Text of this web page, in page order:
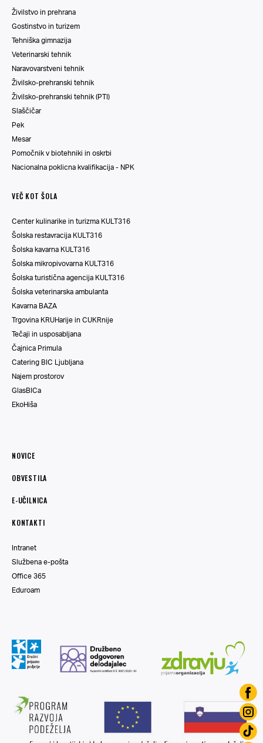
Živilstvo in prehrana
Gostinstvo in turizem
Tehniška gimnazija
Veterinarski tehnik
Naravovarstveni tehnik
Živilsko-prehranski tehnik
Živilsko-prehranski tehnik (PTI)
Slaščičar
Pek
Mesar
Pomočnik v biotehniki in oskrbi
Nacionalna poklicna kvalifikacija - NPK
VEČ KOT ŠOLA
Center kulinarike in turizma KULT316
Šolska restavracija KULT316
Šolska kavarna KULT316
Šolska mikropivovarna KULT316
Šolska turistična agencija KULT316
Šolska veterinarska ambulanta
Kavarna BAZA
Trgovina KRUHarije in CUKRnije
Tečaji in usposabljana
Čajnica Primula
Catering BIC Ljubljana
Najem prostorov
GlasBICa
EkoHiša
NOVICE
OBVESTILA
E-UČILNICA
KONTAKTI
Intranet
Službena e-pošta
Office 365
Eduroam